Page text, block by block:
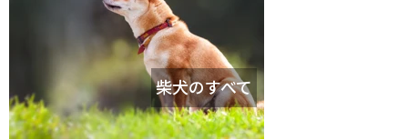
柴犬のすべて